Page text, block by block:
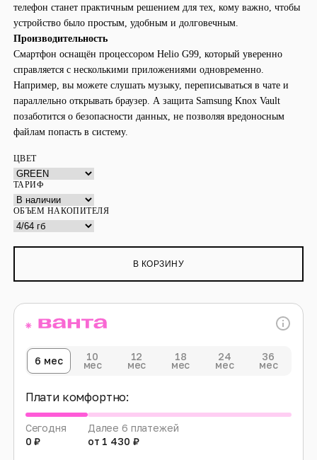
телефон станет практичным решением для тех, кому важно, чтобы
устройство было простым, удобным и долговечным.
Производительность
Смартфон оснащён процессором Helio G99, который уверенно
справляется с несколькими приложениями одновременно.
Например, вы можете слушать музыку, переписываться в чате и
параллельно открывать браузер. А защита Samsung Knox Vault
позаботится о безопасности данных, не позволяя вредоносным
файлам попасть в систему.
ЦВЕТ
ТАРИФ
ОБЪЕМ НАКОПИТЕЛЯ
В КОРЗИНУ
6 мес 10
мес
12
мес
18
мес
24
мес
36
мес
Плати комфортно:
Сегодня
0 ₽
Далее 6 платежей
от 1 430 ₽